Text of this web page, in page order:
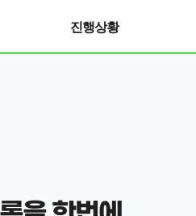
진행상황